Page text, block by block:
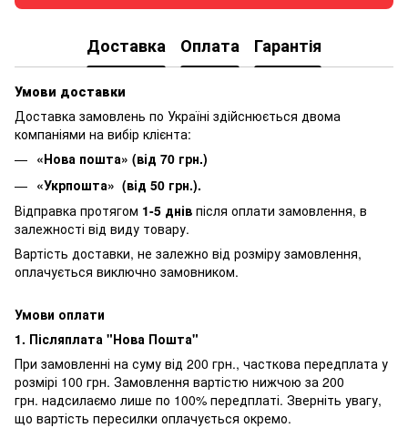
Доставка Оплата Гарантія
Умови доставки
Доставка замовлень по Україні здійснюється двома
компаніями на вибір клієнта:
«Нова пошта» (від 70 грн.)
«Укрпошта» (від 50 грн.).
Відправка протягом 1-5 днів після оплати замовлення, в
залежності від виду товару.
Вартість доставки, не залежно від розміру замовлення,
оплачується виключно замовником.
Умови оплати
1. Післяплата "Нова Пошта"
При замовленні на суму від 200 грн., часткова передплата у
розмірі 100 грн. Замовлення вартістю нижчою за 200
грн. надсилаємо лише по 100% передплаті. Зверніть увагу,
що вартість пересилки оплачується окремо.